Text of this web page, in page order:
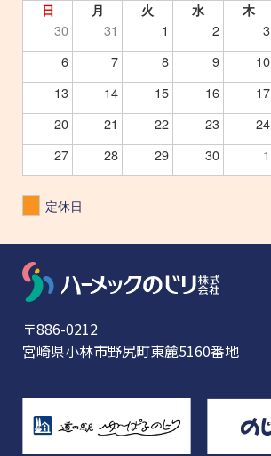
日 月 火 水 木
30 31 1 2 3
6
7 8 9 10
13
14 15 16 17
20
21 22 23 24
27
28 29 30 1
定休日
〒886-0212
宮崎県小林市野尻町東麓5160番地